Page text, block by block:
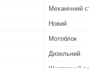
Механічний
Новий
Мотоблок
Дизельний